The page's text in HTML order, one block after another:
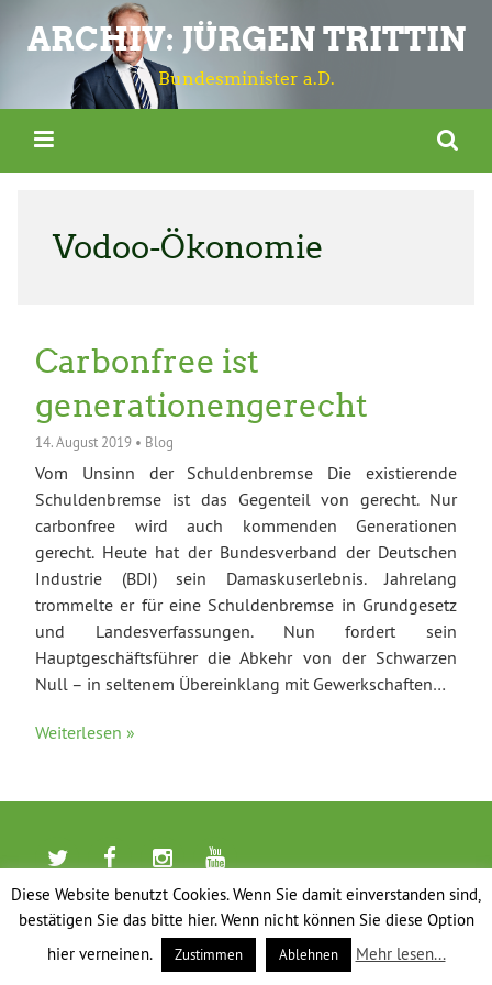
ARCHIV: JÜRGEN TRITTIN
Bundesminister a.D.
Vodoo-Ökonomie
Carbonfree ist
generationengerecht
14. August 2019 • Blog
Vom Unsinn der Schuldenbremse Die existierende
Schuldenbremse ist das Gegenteil von gerecht. Nur
carbonfree wird auch kommenden Generationen
gerecht. Heute hat der Bundesverband der Deutschen
Industrie (BDI) sein Damaskuserlebnis. Jahrelang
trommelte er für eine Schuldenbremse in Grundgesetz
und Landesverfassungen. Nun fordert sein
Hauptgeschäftsführer die Abkehr von der Schwarzen
Null – in seltenem Übereinklang mit Gewerkschaften…
Weiterlesen »
Diese Website benutzt Cookies. Wenn Sie damit einverstanden sind,
bestätigen Sie das bitte hier. Wenn nicht können Sie diese Option
hier verneinen.
Zustimmen Ablehnen Mehr lesen...